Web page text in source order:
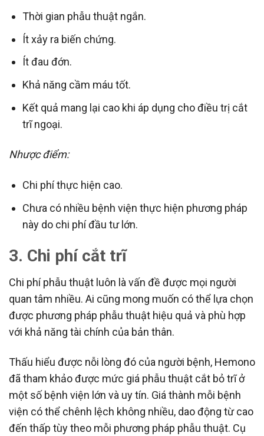
Thời gian phẫu thuật ngắn.
Ít xảy ra biến chứng.
Ít đau đớn.
Khả năng cầm máu tốt.
Kết quả mang lại cao khi áp dụng cho điều trị cắt
trĩ ngoại.
Nhược điểm:
Chi phí thực hiện cao.
Chưa có nhiều bệnh viện thực hiện phương pháp
này do chi phí đầu tư lớn.
3. Chi phí cắt trĩ
Chi phí phẫu thuật luôn là vấn đề được mọi người
quan tâm nhiều. Ai cũng mong muốn có thể lựa chọn
được phương pháp phẫu thuật hiệu quả và phù hợp
với khả năng tài chính của bản thân.
Thấu hiểu được nỗi lòng đó của người bệnh, Hemono
đã tham khảo được mức giá phẫu thuật cắt bỏ trĩ ở
một số bệnh viện lớn và uy tín. Giá thành mỗi bệnh
viện có thể chênh lệch không nhiều, dao động từ cao
đến thấp tùy theo mỗi phương pháp phẫu thuật. Cụ